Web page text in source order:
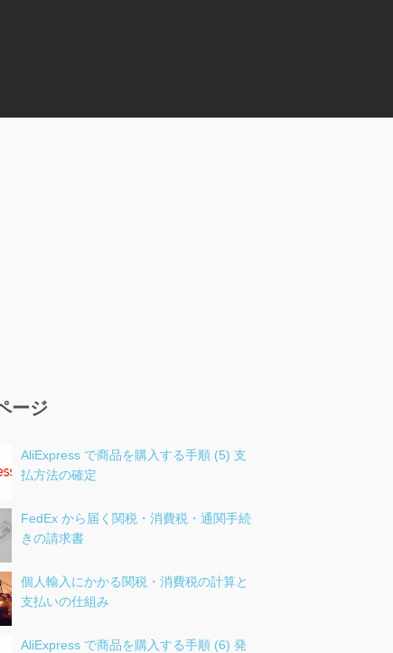
ージ
AliExpress で商品を購入する手順 (5) 支
払方法の確定
FedEx から届く関税・消費税・通関手続
きの請求書
個人輸入にかかる関税・消費税の計算と
支払いの仕組み
AliExpress で商品を購入する手順 (6) 発